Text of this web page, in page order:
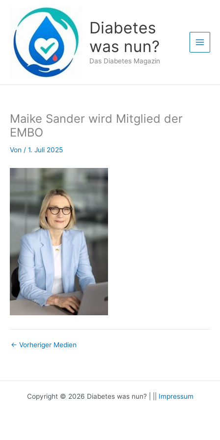
springen
Diabetes
was nun?
Das Diabetes Magazin
Maike Sander wird Mitglied der
EMBO
Von / 1. Juli 2025
← Vorheriger Medien
Copyright © 2026 Diabetes was nun? | || Impressum